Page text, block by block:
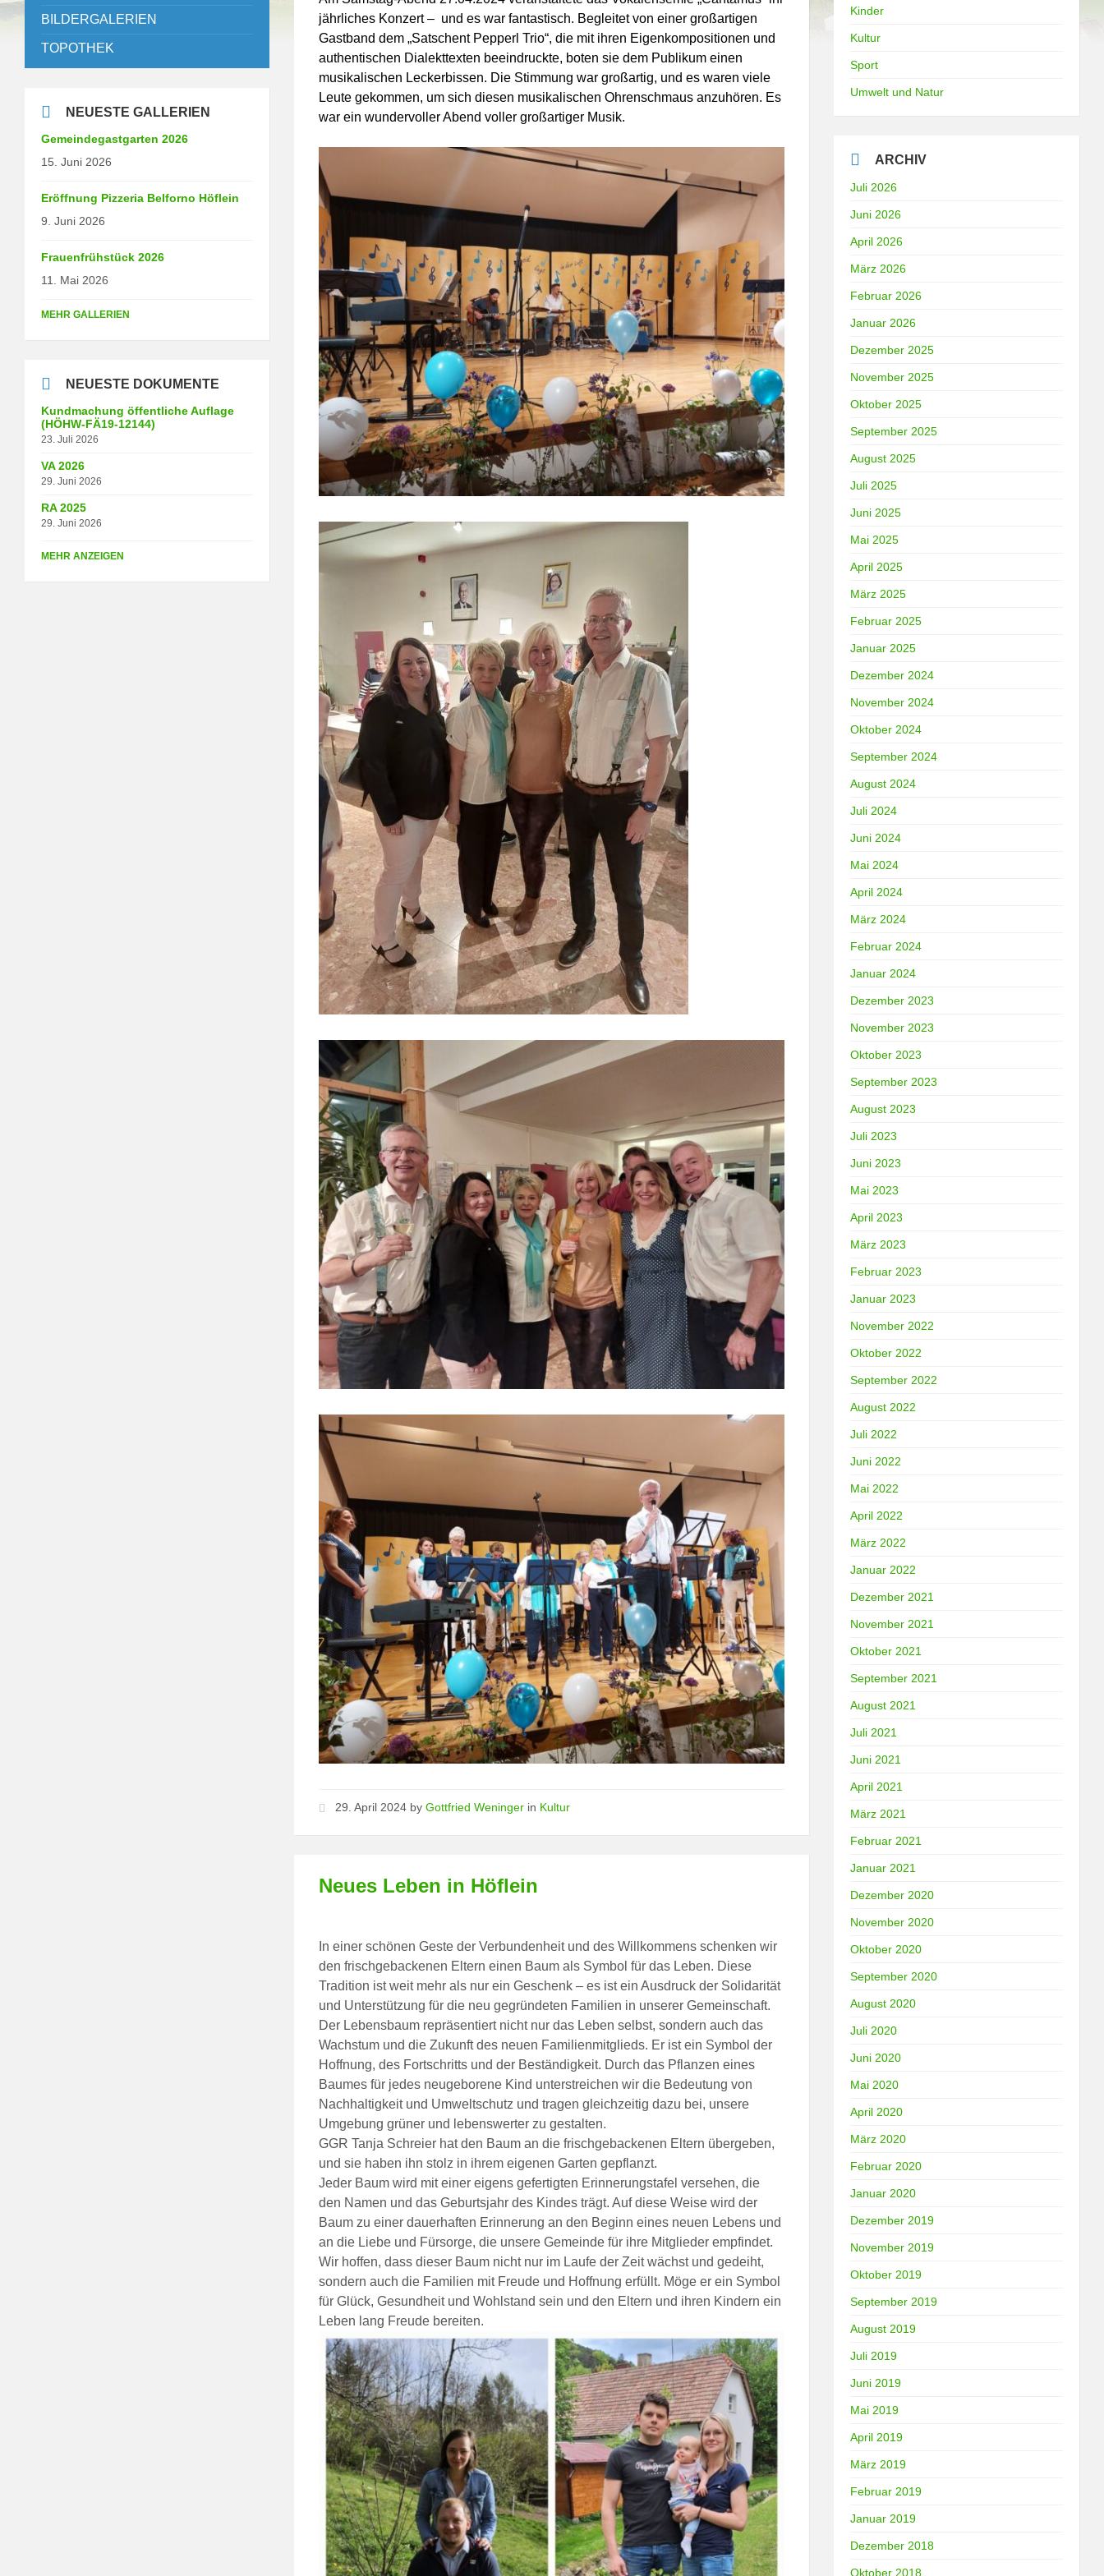
jährliches Konzert – und es war fantastisch. Begleitet von einer großartigen
Gastband dem „Satschent Pepperl Trio“, die mit ihren Eigenkompositionen und
authentischen Dialekttexten beeindruckte, boten sie dem Publikum einen
musikalischen Leckerbissen. Die Stimmung war großartig, und es waren viele
Leute gekommen, um sich diesen musikalischen Ohrenschmaus anzuhören. Es
war ein wundervoller Abend voller großartiger Musik.
29. April 2024 byGottfried Weninger in Kultur
Neues Leben in Höflein
In einer schönen Geste der Verbundenheit und des Willkommens schenken wir
den frischgebackenen Eltern einen Baum als Symbol für das Leben. Diese
Tradition ist weit mehr als nur ein Geschenk – es ist ein Ausdruck der Solidarität
und Unterstützung für die neu gegründeten Familien in unserer Gemeinschaft.
Der Lebensbaum repräsentiert nicht nur das Leben selbst, sondern auch das
Wachstum und die Zukunft des neuen Familienmitglieds. Er ist ein Symbol der
Hoffnung, des Fortschritts und der Beständigkeit. Durch das Pflanzen eines
Baumes für jedes neugeborene Kind unterstreichen wir die Bedeutung von
Nachhaltigkeit und Umweltschutz und tragen gleichzeitig dazu bei, unsere
Umgebung grüner und lebenswerter zu gestalten.
GGR Tanja Schreier hat den Baum an die frischgebackenen Eltern übergeben,
und sie haben ihn stolz in ihrem eigenen Garten gepflanzt.
Jeder Baum wird mit einer eigens gefertigten Erinnerungstafel versehen, die
den Namen und das Geburtsjahr des Kindes trägt. Auf diese Weise wird der
Baum zu einer dauerhaften Erinnerung an den Beginn eines neuen Lebens und
an die Liebe und Fürsorge, die unsere Gemeinde für ihre Mitglieder empfindet.
Wir hoffen, dass dieser Baum nicht nur im Laufe der Zeit wächst und gedeiht,
sondern auch die Familien mit Freude und Hoffnung erfüllt. Möge er ein Symbol
für Glück, Gesundheit und Wohlstand sein und den Eltern und ihren Kindern ein
Leben lang Freude bereiten.
BILDERGALERIEN
TOPOTHEK
NEUESTE GALLERIEN
Gemeindegastgarten 2026
15. Juni 2026
Eröffnung Pizzeria Belforno Höflein
9. Juni 2026
Frauenfrühstück 2026
11. Mai 2026
MEHR GALLERIEN
NEUESTE DOKUMENTE
Kundmachung öffentliche Auflage
(HÖHW-FÄ19-12144)
23. Juli 2026
VA 2026
29. Juni 2026
RA 2025
29. Juni 2026
MEHR ANZEIGEN
Kinder
Kultur
Sport
Umwelt und Natur
ARCHIV
Juli 2026
Juni 2026
April 2026
März 2026
Februar 2026
Januar 2026
Dezember 2025
November 2025
Oktober 2025
September 2025
August 2025
Juli 2025
Juni 2025
Mai 2025
April 2025
März 2025
Februar 2025
Januar 2025
Dezember 2024
November 2024
Oktober 2024
September 2024
August 2024
Juli 2024
Juni 2024
Mai 2024
April 2024
März 2024
Februar 2024
Januar 2024
Dezember 2023
November 2023
Oktober 2023
September 2023
August 2023
Juli 2023
Juni 2023
Mai 2023
April 2023
März 2023
Februar 2023
Januar 2023
November 2022
Oktober 2022
September 2022
August 2022
Juli 2022
Juni 2022
Mai 2022
April 2022
März 2022
Januar 2022
Dezember 2021
November 2021
Oktober 2021
September 2021
August 2021
Juli 2021
Juni 2021
April 2021
März 2021
Februar 2021
Januar 2021
Dezember 2020
November 2020
Oktober 2020
September 2020
August 2020
Juli 2020
Juni 2020
Mai 2020
April 2020
März 2020
Februar 2020
Januar 2020
Dezember 2019
November 2019
Oktober 2019
September 2019
August 2019
Juli 2019
Juni 2019
Mai 2019
April 2019
März 2019
Februar 2019
Januar 2019
Dezember 2018
Oktober 2018